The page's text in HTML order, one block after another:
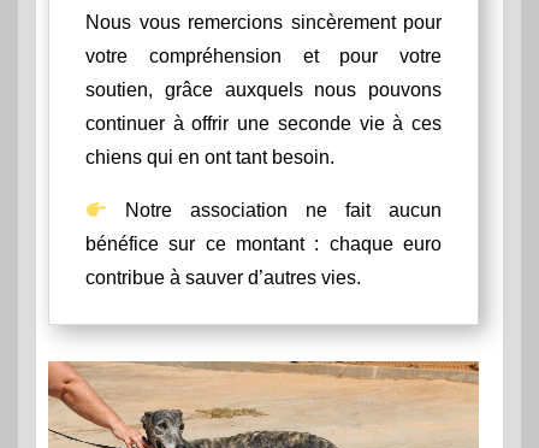
Nous vous remercions sincèrement pour
votre compréhension et pour votre
soutien, grâce auxquels nous pouvons
continuer à offrir une seconde vie à ces
chiens qui en ont tant besoin.
Notre association ne fait aucun
bénéfice sur ce montant : chaque euro
contribue à sauver d’autres vies.